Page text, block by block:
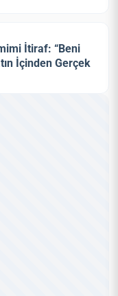
İtiraf: “Beni
İçinden Gerçek